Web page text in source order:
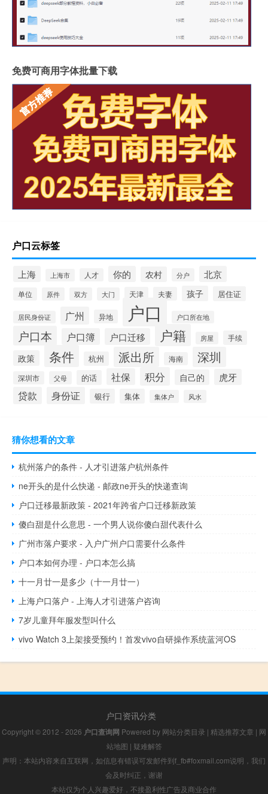
免费可商用字体批量下载
户口云标签
上海 上海市 人才 你的 农村 分户 北京
单位 原件 双方 大门 天津 夫妻 孩子 居住证
居民身份证 广州 异地 户口 户口所在地
户口本 户口簿 户口迁移 户籍 房屋 手续
政策 条件 杭州 派出所 海南 深圳
深圳市 父母 的话 社保 积分 自己的 虎牙
贷款 身份证 银行 集体 集体户 风水
猜你想看的文章
杭州落户的条件 - 人才引进落户杭州条件
ne开头的是什么快递 - 邮政ne开头的快递查询
户口迁移最新政策 - 2021年跨省户口迁移新政策
傻白甜是什么意思 - 一个男人说你傻白甜代表什么
广州市落户要求 - 入户广州户口需要什么条件
户口本如何办理 - 户口本怎么搞
十一月廿一是多少（十一月廿一）
上海户口落户 - 上海人才引进落户咨询
7岁儿童拜年服发型叫什么
vivo Watch 3上架接受预约！首发vivo自研操作系统蓝河OS
户口资讯分类
Copyright © 2012 - 2026 户口查询网 Powered by 网站分类目录 | 精选推荐文章 | 网
站地图 | 疑难解答
声明：本站内容来自互联网，如信息有错误可发邮件到f_fb#foxmail.com说明，我们
会及时纠正，谢谢
本站仅为个人兴趣爱好，不接盈利性广告及商业合作